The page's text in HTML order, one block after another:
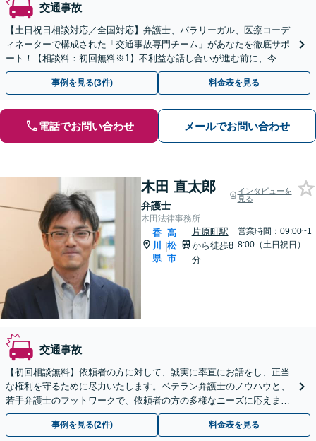
交通事故
【土日祝日相談対応／全国対応】弁護士、パラリーガル、医療コーデ
ィネーターで構成された「交通事故専門チーム」があなたを徹底サポ
ート！【相談料：初回無料※1】不利益な話し合いが進む前に、今す
ぐ相談！
事例を見る(3件) 料金表を見る
電話でお問い合わせ メールでお問い合わせ
木田 直太郎
弁護士
インタビューを
見る
木田法律事務所
香
川
県
|
高
松
市
片原町駅
から徒歩8
分
営業時間：09:00~1
8:00（土日祝日）
交通事故
【初回相談無料】依頼者の方に対して、誠実に率直にお話をし、正当
な権利を守るために尽力いたします。ベテラン弁護士のノウハウと、
若手弁護士のフットワークで、依頼者の方の多様なニーズに応えま
す。
事例を見る(2件) 料金表を見る